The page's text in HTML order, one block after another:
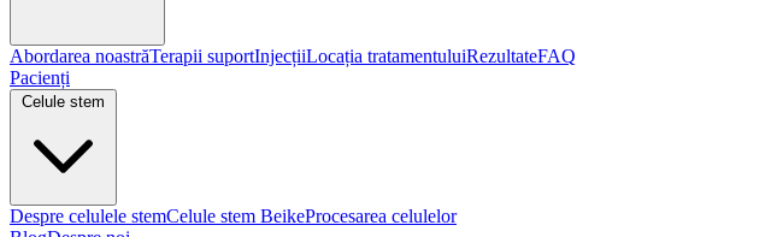
Abordarea noastrăTerapii suportInjecțiiLocația tratamentuluiRezultateFAQ
Pacienți
Despre celulele stemCelule stem BeikeProcesarea celulelor